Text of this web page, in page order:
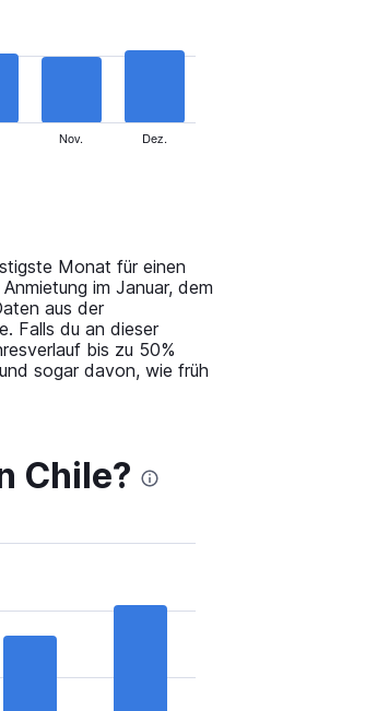
Nov. Dez.
Monat für einen
im Januar, dem
aus der
Falls du an dieser
bis zu 50%
sogar davon, wie früh
Chile?